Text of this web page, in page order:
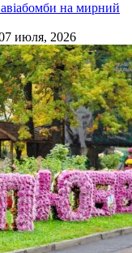
на мирний
июля, 2026